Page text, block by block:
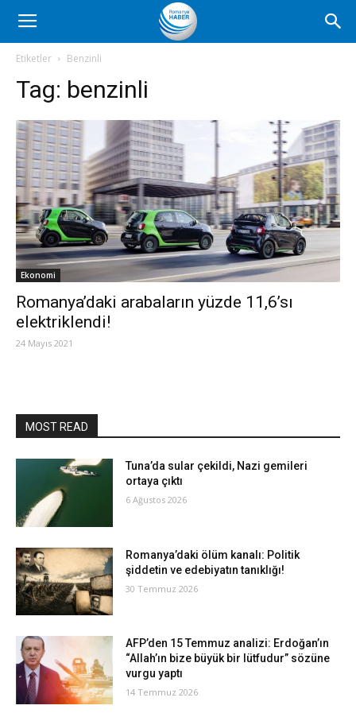
Romanya
Haber
Etiketler Benzinli
Tag: benzinli
Ekonomi
Romanya’daki arabaların yüzde 11,6’sı
elektriklendi!
24 Mayıs 2021
MOST READ
Tuna’da sular çekildi, Nazi gemileri
ortaya çıktı
6 Ağustos 2026
Romanya’daki ölüm kanalı: Politik
şiddetin ve edebiyatın tanıklığı!
30 Temmuz 2026
AFP’den 15 Temmuz analizi: Erdoğan’ın
“Allah’ın bize büyük bir lütfudur” sözüne
vurgu yaptı
14 Temmuz 2026